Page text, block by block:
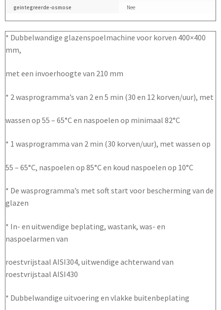
geintegreerde-osmose
Nee
* Dubbelwandige glazenspoelmachine voor korven 400×400
mm,
met een invoerhoogte van 210 mm
* 2 wasprogramma’s van 2 en 5 min (30 en 12 korven/uur), met
wassen op 55 – 65°C en naspoelen op minimaal 82°C
* 1 wasprogramma van 2 min (30 korven/uur), met wassen op
55 – 65°C, naspoelen op 85°C en koud naspoelen op 10°C
* De wasprogramma’s met soft start voor bescherming van de
glazen
* In- en uitwendige beplating, wastank, was- en
naspoelarmen van
roestvrijstaal AISI304, uitwendige achterwand van
roestvrijstaal AISI430
* Dubbelwandige uitvoering en vlakke buitenbeplating